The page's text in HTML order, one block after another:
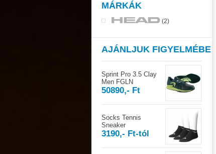
MÁRKÁK
(2)
AJÁNLJUK FIGYELMÉBE
Sprint Pro 3.5 Clay
Men FGLN
50890,- Ft
Socks Tennis
Sneaker
3190,- Ft-tól